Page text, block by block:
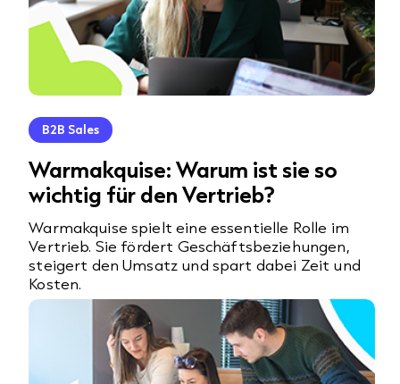
B2B Sales
Warmakquise: Warum ist sie so
wichtig für den Vertrieb?
Warmakquise spielt eine essentielle Rolle im
Vertrieb. Sie fördert Geschäftsbeziehungen,
steigert den Umsatz und spart dabei Zeit und
Kosten.